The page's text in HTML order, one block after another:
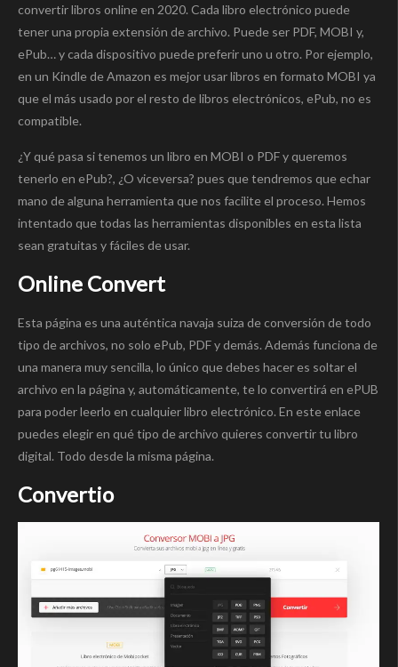
convertir libros online en 2020. Cada libro electrónico puede
tener una propia extensión de archivo. Puede ser PDF, MOBI y,
ePub… y cada dispositivo puede preferir uno u otro. Por ejemplo,
en un Kindle de Amazon es mejor usar libros en formato MOBI ya
que el más usado por el resto de libros electrónicos, ePub, no es
compatible.
¿Y qué pasa si tenemos un libro en MOBI o PDF y queremos
tenerlo en ePub?, ¿O viceversa? pues que tendremos que echar
mano de alguna herramienta que nos facilite el proceso. Hemos
intentado que todas las herramientas disponibles en esta lista
sean gratuitas y fáciles de usar.
Online Convert
Esta página es una auténtica navaja suiza de conversión de todo
tipo de archivos, no solo ePub, PDF y demás. Además funciona de
una manera muy sencilla, lo único que debes hacer es soltar el
archivo en la página y, automáticamente, te lo convertirá en ePUB
para poder leerlo en cualquier libro electrónico. En este enlace
puedes elegir en qué tipo de archivo quieres convertir tu libro
digital. Todo desde la misma página.
Convertio